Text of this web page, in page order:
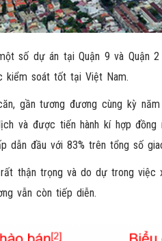
số dự án tại Quận 9 và Quận
kiểm soát tốt tại Việt Nam.
gần tương đương cùng kỳ
và được tiến hành kí hợp đồng
dẫn đầu với 83% trên tổng số
thận trọng và do dự trong việc
vẫn còn tiếp diễn.